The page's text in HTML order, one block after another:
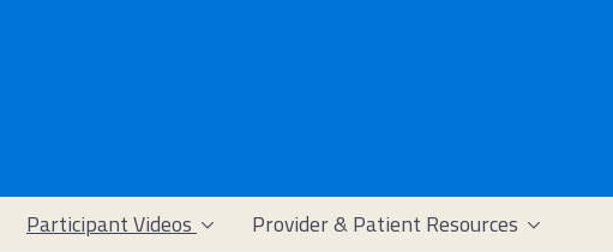
Participant Videos Provider & Patient Resources